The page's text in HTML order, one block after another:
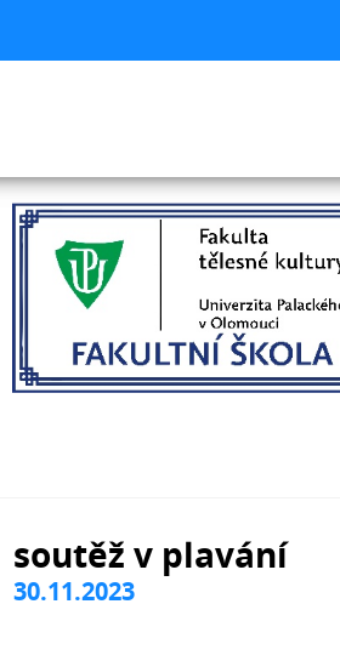
soutěž v plavání
30.11.2023